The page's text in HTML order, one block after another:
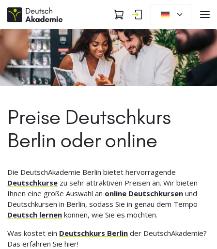
Preise Deutschkurs
Berlin oder online
Die DeutschAkademie Berlin bietet hervorragende
Deutschkurse zu sehr attraktiven Preisen an. Wir bieten
Ihnen eine große Auswahl an online Deutschkursen und
Deutschkursen in Berlin, sodass Sie in genau dem Tempo
Deutsch lernen können, wie Sie es möchten.
Was kostet ein Deutschkurs Berlin der DeutschAkademie?
Das erfahren Sie hier!